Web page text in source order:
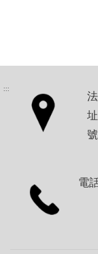
:::
號
電